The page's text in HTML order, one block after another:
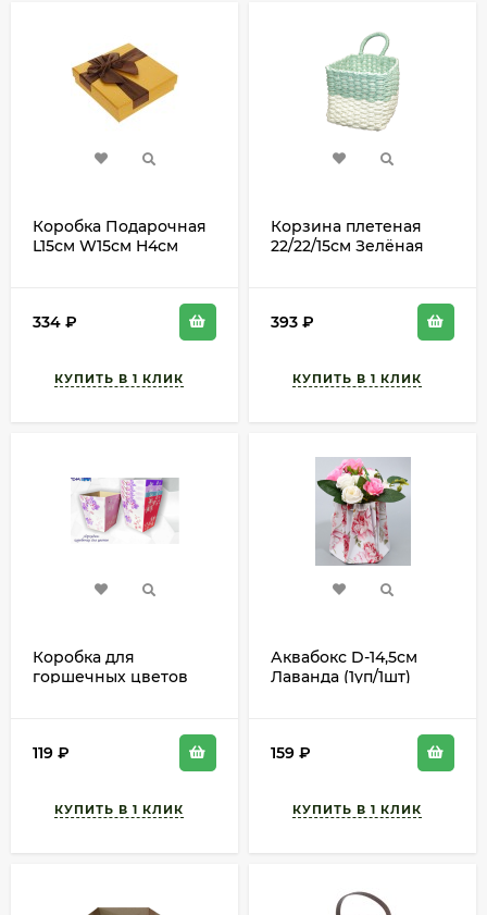
Коробка Подарочная
L15см W15см H4см
334 ₽
Корзина плетеная
22/22/15см Зелёная
393 ₽
Коробка для
горшечных цветов
119 ₽
Аквабокс D-14,5см
Лаванда (1уп/1шт)
159 ₽